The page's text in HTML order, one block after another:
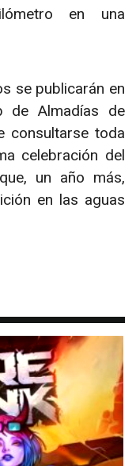
en una
se publicarán en
de Almadías de
consultarse toda
celebración del
un año más,
en las aguas